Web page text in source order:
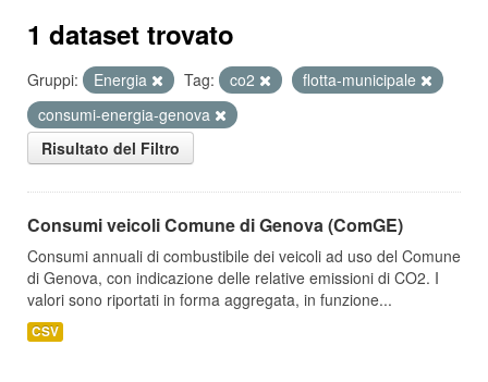
1 dataset trovato
Gruppi: Energia Tag: co2
flotta-municipale
consumi-energia-genova
Risultato del Filtro
Consumi veicoli Comune di Genova (ComGE)
Consumi annuali di combustibile dei veicoli ad uso del Comune
di Genova, con indicazione delle relative emissioni di CO2. I
valori sono riportati in forma aggregata, in funzione...
CSV